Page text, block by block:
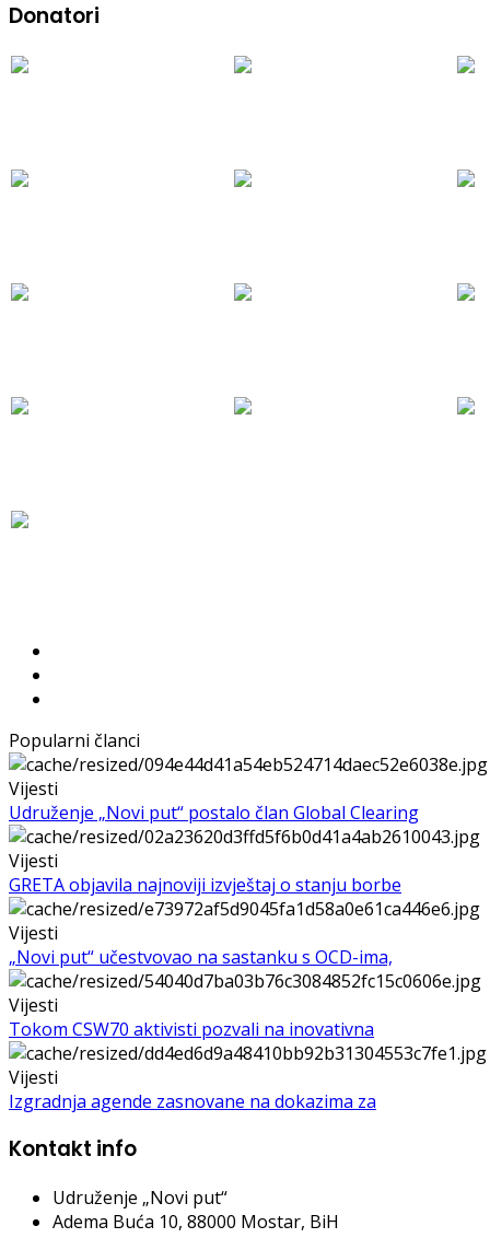
Donatori
Popularni članci
Vijesti
Udruženje „Novi put“ postalo član Global Clearing
Vijesti
GRETA objavila najnoviji izvještaj o stanju borbe
Vijesti
„Novi put“ učestvovao na sastanku s OCD-ima,
Vijesti
Tokom CSW70 aktivisti pozvali na inovativna
Vijesti
Izgradnja agende zasnovane na dokazima za
Kontakt info
Udruženje „Novi put“
Adema Buća 10, 88000 Mostar, BiH